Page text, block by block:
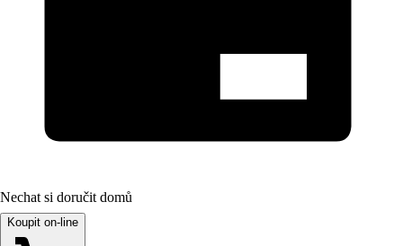
Nechat si doručit domů
Koupit on-line